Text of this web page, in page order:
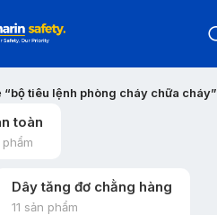
“bộ tiêu lệnh phòng cháy chữa cháy”
toàn
phẩm
Dây tăng đơ chằng hàng
11 sản phẩm